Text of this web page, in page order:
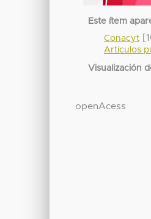
Este ítem
Conacyt
Artículos
Visualización
openAcess